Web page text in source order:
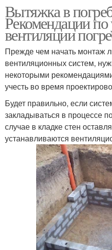
Вытяжка в
Рекомендации по
вентиляции
Прежде чем начать монтаж
вентиляционных систем,
некоторыми
учесть во время
Будет правильно, если
закладываться в процессе
случае в кладке стен
устанавливаются